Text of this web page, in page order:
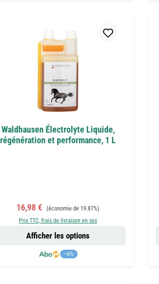
Waldhausen Électrolyte Liquide,
régénération et performance, 1 L
Prix de vente :
16,98 € Prix régulier :
(économie de 19.87%)
Prix TTC, frais de livraison en sus
−6%
Afficher les options